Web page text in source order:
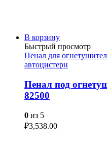
В корзину
Быстрый просмотр
Пенал для
автоцистерн
Пенал под
82500
0 из 5
₽3,538.00